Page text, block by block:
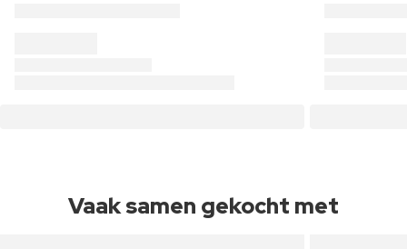
Vaak samen gekocht met